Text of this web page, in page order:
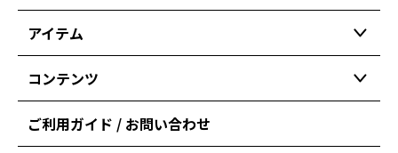
アイテム
コンテンツ
ご利用ガイド / お問い合わせ